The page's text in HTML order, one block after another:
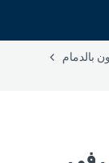
بالدمام